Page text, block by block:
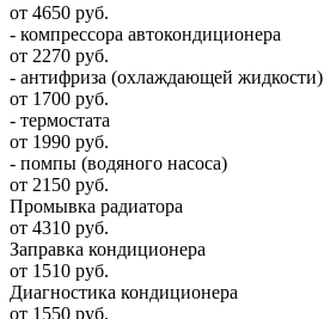
от 4650 руб.
- компрессора автокондиционера
от 2270 руб.
- антифриза (охлаждающей жидкости)
от 1700 руб.
- термостата
от 1990 руб.
- помпы (водяного насоса)
от 2150 руб.
Промывка радиатора
от 4310 руб.
Заправка кондиционера
от 1510 руб.
Диагностика кондиционера
от 1550 руб.